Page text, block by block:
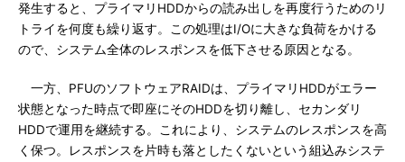
発生すると、プライマリHDDからの読み出しを再度行うためのリ
トライを何度も繰り返す。この処理はI/Oに大きな負荷をかける
ので、システム全体のレスポンスを低下させる原因となる。
一方、PFUのソフトウェアRAIDは、プライマリHDDがエラー
状態となった時点で即座にそのHDDを切り離し、セカンダリ
HDDで運用を継続する。これにより、システムのレスポンスを高
く保つ。レスポンスを片時も落としたくないという組込みシステ